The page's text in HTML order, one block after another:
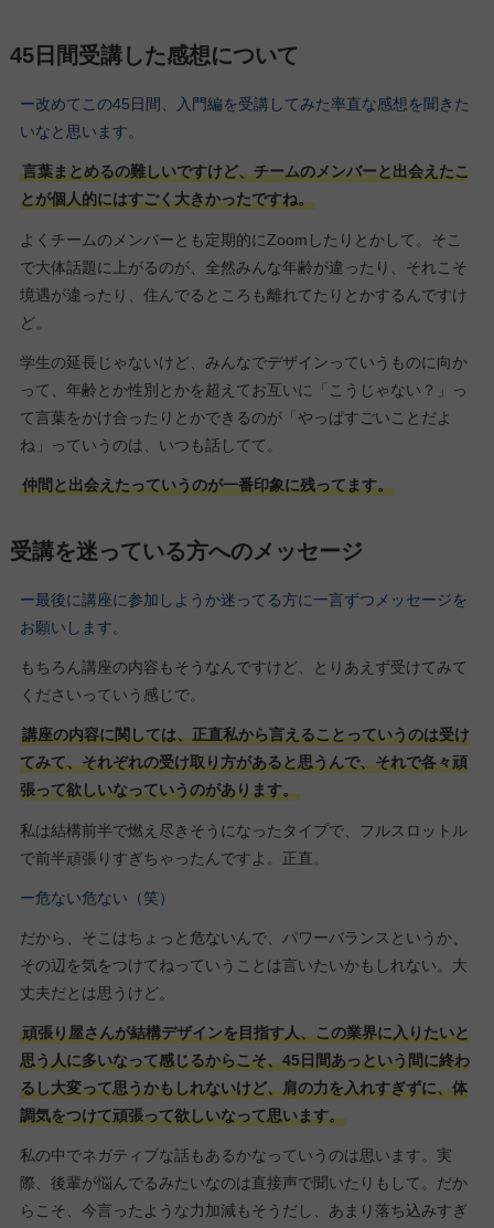
45日間受講した感想について
ー改めてこの45日間、入門編を受講してみた率直な感想を聞きた
いなと思います。
言葉まとめるの難しいですけど、チームのメンバーと出会えたこ
とが個人的にはすごく大きかったですね。
よくチームのメンバーとも定期的にZoomしたりとかして。そこ
で大体話題に上がるのが、全然みんな年齢が違ったり、それこそ
境遇が違ったり、住んでるところも離れてたりとかするんですけ
ど。
学生の延長じゃないけど、みんなでデザインっていうものに向か
って、年齢とか性別とかを超えてお互いに「こうじゃない？」っ
て言葉をかけ合ったりとかできるのが「やっぱすごいことだよ
ね」っていうのは、いつも話してて。
仲間と出会えたっていうのが一番印象に残ってます。
受講を迷っている方へのメッセージ
ー最後に講座に参加しようか迷ってる方に一言ずつメッセージを
お願いします。
もちろん講座の内容もそうなんですけど、とりあえず受けてみて
くださいっていう感じで。
講座の内容に関しては、正直私から言えることっていうのは受け
てみて、それぞれの受け取り方があると思うんで、それで各々頑
張って欲しいなっていうのがあります。
私は結構前半で燃え尽きそうになったタイプで、フルスロットル
で前半頑張りすぎちゃったんですよ。正直。
ー危ない危ない（笑）
だから、そこはちょっと危ないんで、パワーバランスというか、
その辺を気をつけてねっていうことは言いたいかもしれない。大
丈夫だとは思うけど。
頑張り屋さんが結構デザインを目指す人、この業界に入りたいと
思う人に多いなって感じるからこそ、45日間あっという間に終わ
るし大変って思うかもしれないけど、肩の力を入れすぎずに、体
調気をつけて頑張って欲しいなって思います。
私の中でネガティブな話もあるかなっていうのは思います。実
際、後輩が悩んでるみたいなのは直接声で聞いたりもして。だか
らこそ、今言ったような力加減もそうだし、あまり落ち込みすぎ